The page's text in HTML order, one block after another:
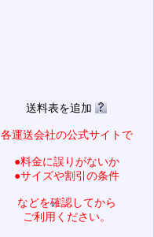
送料表を追加
各運送会社の公式サイトで
●料金に誤りがないか
●サイズや割引の条件
などを確認してから
ご利用ください。